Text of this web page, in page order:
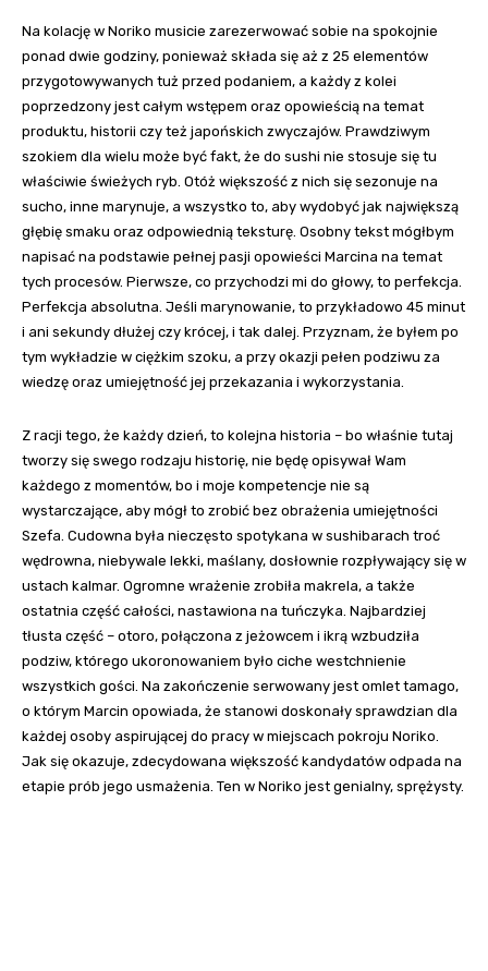
Na kolację w Noriko musicie zarezerwować sobie na spokojnie
ponad dwie godziny, ponieważ składa się aż z 25 elementów
przygotowywanych tuż przed podaniem, a każdy z kolei
poprzedzony jest całym wstępem oraz opowieścią na temat
produktu, historii czy też japońskich zwyczajów. Prawdziwym
szokiem dla wielu może być fakt, że do sushi nie stosuje się tu
właściwie świeżych ryb. Otóż większość z nich się sezonuje na
sucho, inne marynuje, a wszystko to, aby wydobyć jak największą
głębię smaku oraz odpowiednią teksturę. Osobny tekst mógłbym
napisać na podstawie pełnej pasji opowieści Marcina na temat
tych procesów. Pierwsze, co przychodzi mi do głowy, to perfekcja.
Perfekcja absolutna. Jeśli marynowanie, to przykładowo 45 minut
i ani sekundy dłużej czy krócej, i tak dalej. Przyznam, że byłem po
tym wykładzie w ciężkim szoku, a przy okazji pełen podziwu za
wiedzę oraz umiejętność jej przekazania i wykorzystania.
Z racji tego, że każdy dzień, to kolejna historia – bo właśnie tutaj
tworzy się swego rodzaju historię, nie będę opisywał Wam
każdego z momentów, bo i moje kompetencje nie są
wystarczające, aby mógł to zrobić bez obrażenia umiejętności
Szefa. Cudowna była nieczęsto spotykana w sushibarach troć
wędrowna, niebywale lekki, maślany, dosłownie rozpływający się w
ustach kalmar. Ogromne wrażenie zrobiła makrela, a także
ostatnia część całości, nastawiona na tuńczyka. Najbardziej
tłusta część – otoro, połączona z jeżowcem i ikrą wzbudziła
podziw, którego ukoronowaniem było ciche westchnienie
wszystkich gości. Na zakończenie serwowany jest omlet tamago,
o którym Marcin opowiada, że stanowi doskonały sprawdzian dla
każdej osoby aspirującej do pracy w miejscach pokroju Noriko.
Jak się okazuje, zdecydowana większość kandydatów odpada na
etapie prób jego usmażenia. Ten w Noriko jest genialny, sprężysty.